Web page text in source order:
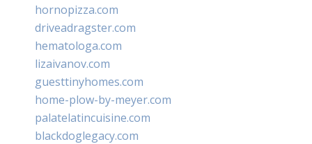
hornopizza.com
driveadragster.com
hematologa.com
lizaivanov.com
guesttinyhomes.com
home-plow-by-meyer.com
palatelatincuisine.com
blackdoglegacy.com